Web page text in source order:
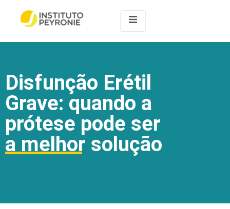
Disfunção Erétil
Grave: quando a
prótese pode ser
a melhor solução